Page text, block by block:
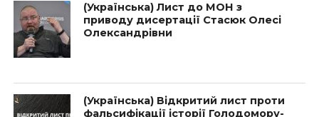
(Українська) Лист до МОН з
приводу дисертації Стасюк Олесі
Олександрівни
(Українська) Відкритий лист проти
фальсифікації історії Голодомору-